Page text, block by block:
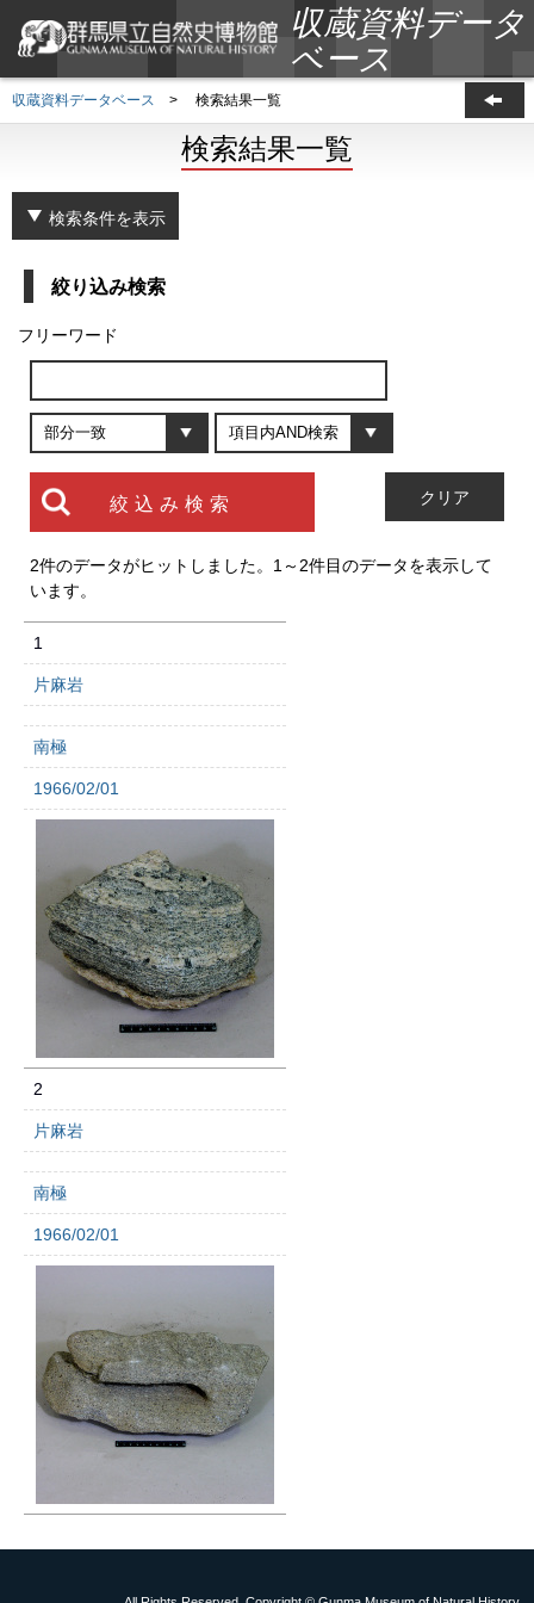
収蔵資料データ
ベース
収蔵資料データベース > 検索結果一覧
検索結果一覧
検索条件を表示
絞り込み検索
フリーワード
2件のデータがヒットしました。1～2件目のデータを表示して
います。
1
片麻岩
南極
1966/02/01
2
片麻岩
南極
1966/02/01